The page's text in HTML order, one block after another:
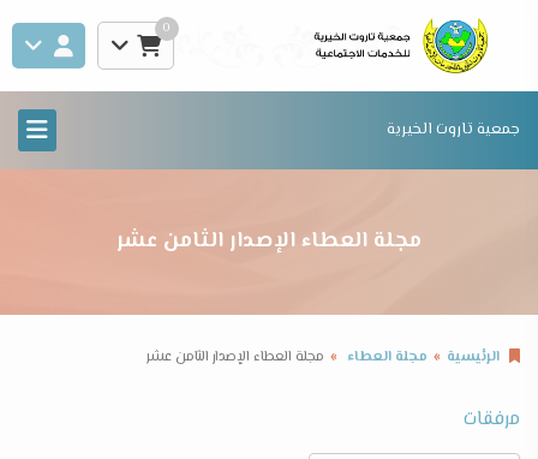
0
جمعية تاروت الخيرية
مجلة العطاء الإصدار الثامن عشر
الرئيسية مجلة العطاء مجلة العطاء الإصدار الثامن عشر
مرفقات